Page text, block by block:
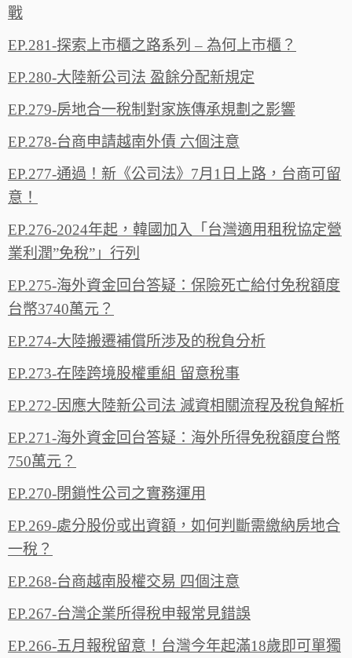
戰
EP.281-探索上市櫃之路系列 – 為何上市櫃？
EP.280-大陸新公司法 盈餘分配新規定
EP.279-房地合一稅制對家族傳承規劃之影響
EP.278-台商申請越南外債 六個注意
EP.277-通過！新《公司法》7月1日上路，台商可留
意！
EP.276-2024年起，韓國加入「台灣適用租稅協定營
業利潤”免稅”」行列
EP.275-海外資金回台答疑：保險死亡給付免稅額度
台幣3740萬元？
EP.274-大陸搬遷補償所渉及的稅負分析
EP.273-在陸跨境股權重組 留意稅事
EP.272-因應大陸新公司法 減資相關流程及稅負解析
EP.271-海外資金回台答疑：海外所得免稅額度台幣
750萬元？
EP.270-閉鎖性公司之實務運用
EP.269-處分股份或出資額，如何判斷需繳納房地合
一稅？
EP.268-台商越南股權交易 四個注意
EP.267-台灣企業所得稅申報常見錯誤
EP.266-五月報稅留意！台灣今年起滿18歲即可單獨